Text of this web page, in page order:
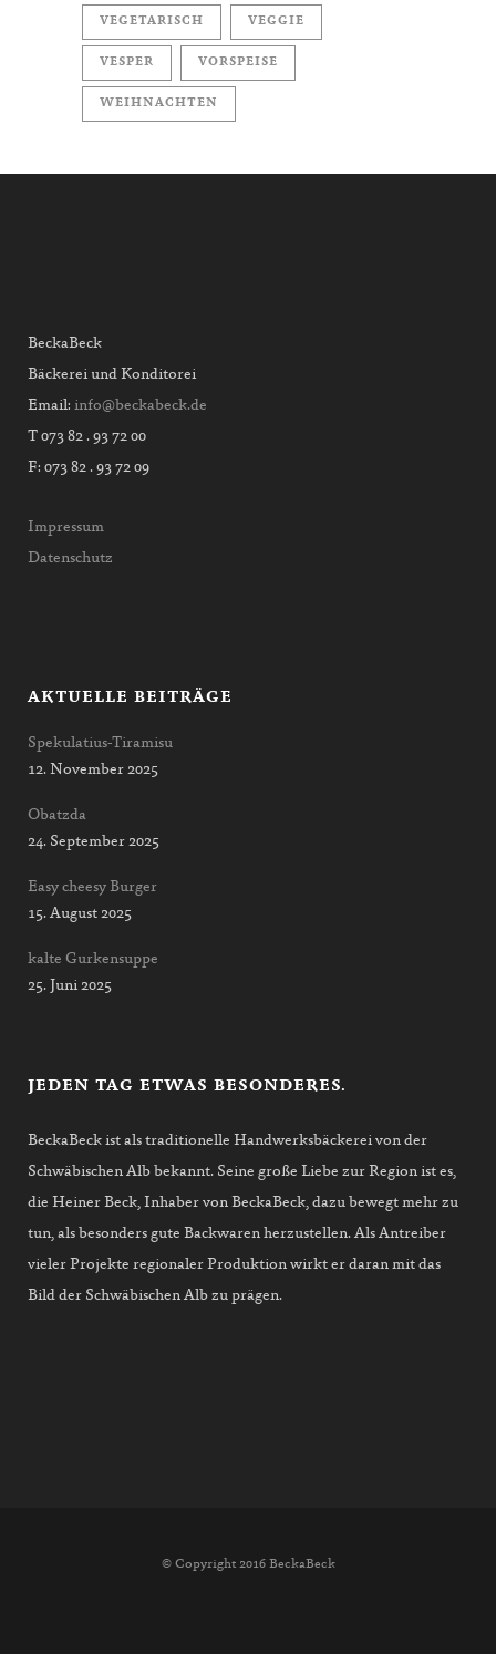
VEGETARISCH VEGGIE
VESPER VORSPEISE
WEIHNACHTEN
BeckaBeck
Bäckerei und Konditorei
Email: info@beckabeck.de
T 073 82 . 93 72 00
F: 073 82 . 93 72 09
Impressum
Datenschutz
AKTUELLE BEITRÄGE
Spekulatius-Tiramisu
12. November 2025
Obatzda
24. September 2025
Easy cheesy Burger
15. August 2025
kalte Gurkensuppe
25. Juni 2025
JEDEN TAG ETWAS BESONDERES.
BeckaBeck ist als traditionelle Handwerksbäckerei von der
Schwäbischen Alb bekannt. Seine große Liebe zur Region ist es,
die Heiner Beck, Inhaber von BeckaBeck, dazu bewegt mehr zu
tun, als besonders gute Backwaren herzustellen. Als Antreiber
vieler Projekte regionaler Produktion wirkt er daran mit das
Bild der Schwäbischen Alb zu prägen.
© Copyright 2016 BeckaBeck